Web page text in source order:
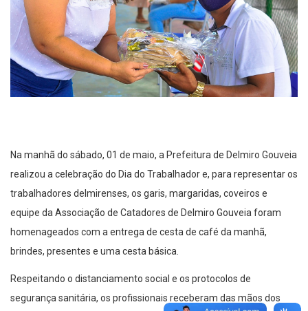
Na manhã do sábado, 01 de maio, a Prefeitura de Delmiro Gouveia
realizou a celebração do Dia do Trabalhador e, para representar os
trabalhadores delmirenses, os garis, margaridas, coveiros e
equipe da Associação de Catadores de Delmiro Gouveia foram
homenageados com a entrega de cesta de café da manhã,
brindes, presentes e uma cesta básica.
Respeitando o distanciamento social e os protocolos de
segurança sanitária, os profissionais receberam das mãos dos